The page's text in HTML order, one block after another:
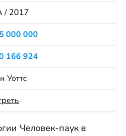
2017
000 000
166 924
Уоттс
Человек-паук в